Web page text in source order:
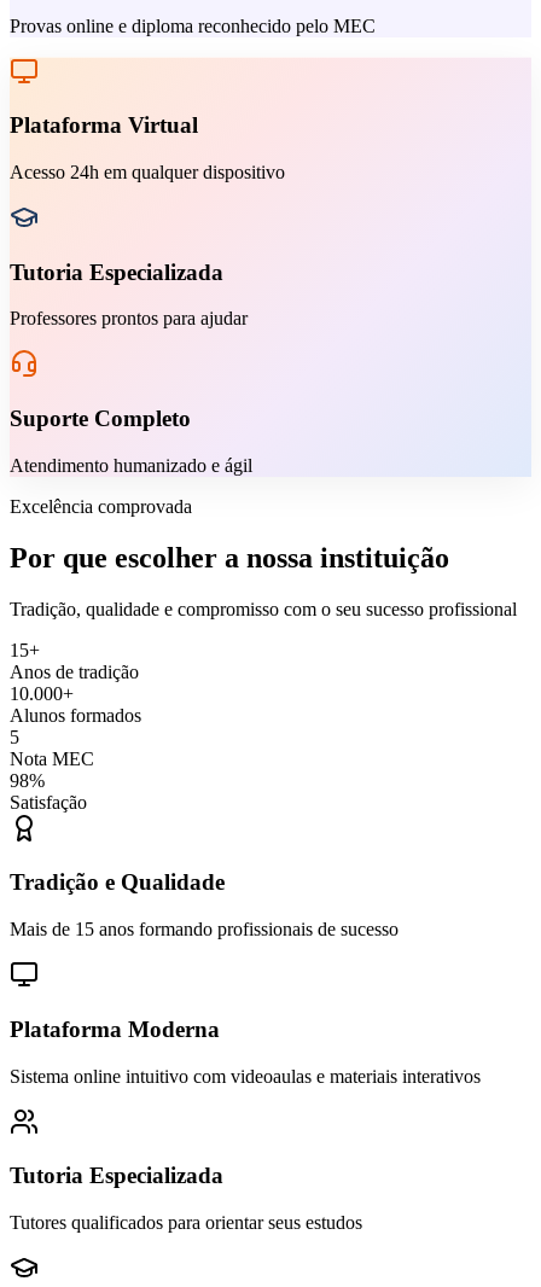
Provas online e diploma reconhecido pelo MEC
Plataforma Virtual
Acesso 24h em qualquer dispositivo
Tutoria Especializada
Professores prontos para ajudar
Suporte Completo
Atendimento humanizado e ágil
Excelência comprovada
Por que escolher a nossa instituição
Tradição, qualidade e compromisso com o seu sucesso profissional
15+
Anos de tradição
10.000+
Alunos formados
5
Nota MEC
98%
Satisfação
Tradição e Qualidade
Mais de 15 anos formando profissionais de sucesso
Plataforma Moderna
Sistema online intuitivo com videoaulas e materiais interativos
Tutoria Especializada
Tutores qualificados para orientar seus estudos